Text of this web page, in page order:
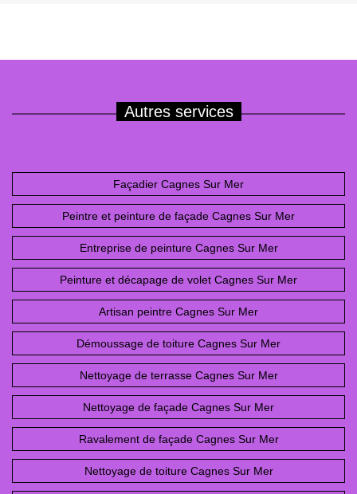
Autres services
Façadier Cagnes Sur Mer
Peintre et peinture de façade Cagnes Sur Mer
Entreprise de peinture Cagnes Sur Mer
Peinture et décapage de volet Cagnes Sur Mer
Artisan peintre Cagnes Sur Mer
Démoussage de toiture Cagnes Sur Mer
Nettoyage de terrasse Cagnes Sur Mer
Nettoyage de façade Cagnes Sur Mer
Ravalement de façade Cagnes Sur Mer
Nettoyage de toiture Cagnes Sur Mer